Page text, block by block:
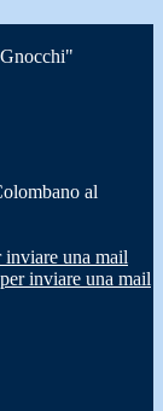
al
una mail
inviare una mail